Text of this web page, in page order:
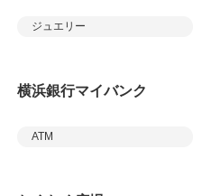
ジュエリー
横浜銀行マイバンク
ATM